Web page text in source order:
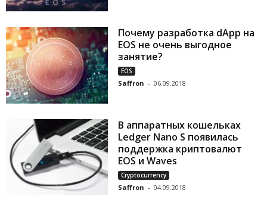
Почему разработка dApp на
EOS не очень выгодное
занятие?
EOS
Saffron - 06.09.2018
В аппаратных кошельках
Ledger Nano S появилась
поддержка криптовалют
EOS и Waves
Cryptocurrency
Saffron - 04.09.2018